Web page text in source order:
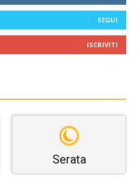
SEGUI
ISCRIVITI
Serata